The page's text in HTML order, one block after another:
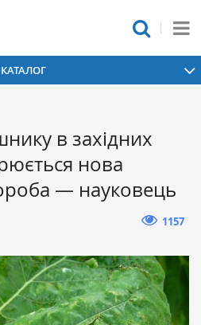
КАТАЛОГ
в західних
нова
— науковець
1157